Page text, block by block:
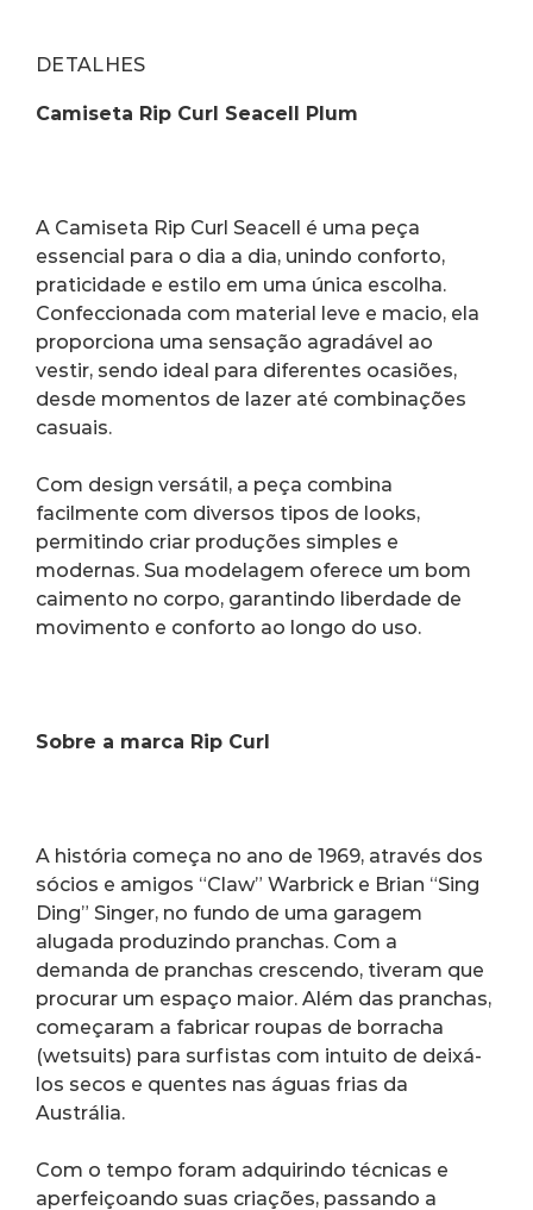
DETALHES
Camiseta Rip Curl Seacell Plum
A Camiseta Rip Curl Seacell é uma peça
essencial para o dia a dia, unindo conforto,
praticidade e estilo em uma única escolha.
Confeccionada com material leve e macio, ela
proporciona uma sensação agradável ao
vestir, sendo ideal para diferentes ocasiões,
desde momentos de lazer até combinações
casuais.
Com design versátil, a peça combina
facilmente com diversos tipos de looks,
permitindo criar produções simples e
modernas. Sua modelagem oferece um bom
caimento no corpo, garantindo liberdade de
movimento e conforto ao longo do uso.
Sobre a marca Rip Curl
A história começa no ano de 1969, através dos
sócios e amigos “Claw” Warbrick e Brian “Sing
Ding” Singer, no fundo de uma garagem
alugada produzindo pranchas. Com a
demanda de pranchas crescendo, tiveram que
procurar um espaço maior. Além das pranchas,
começaram a fabricar roupas de borracha
(wetsuits) para surfistas com intuito de deixá-
los secos e quentes nas águas frias da
Austrália.
Com o tempo foram adquirindo técnicas e
aperfeiçoando suas criações, passando a